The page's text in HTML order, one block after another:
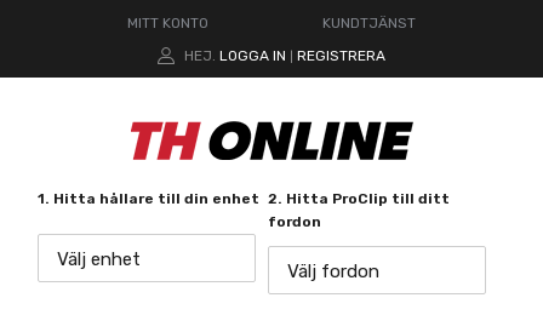
MITT KONTO
KUNDTJÄNST
HEJ. LOGGA IN REGISTRERA
1. Hitta hållare till din enhet
Välj enhet
2. Hitta ProClip till ditt
fordon
Välj fordon